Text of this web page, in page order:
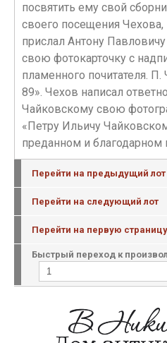
посвятить ему свой
своего посещения
прислал Антону
свою фотокарточку с
пламенного почитателя.
89». Чехов написал
Чайковскому свою
«Петру Ильичу
преданном и благодарном
Перейти на предыдущий лот
Перейти на следующий лот
Перейти на первую страницу
Быстрый переход к